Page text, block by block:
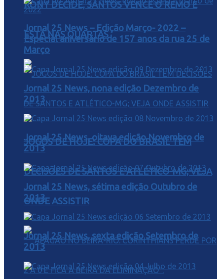
RONY DECIDE, SANTOS VENCE O REMO E
ESTÁ NAS QUARTAS
JOGOS DE HOJE: COPA DO BRASIL TEM
DECISÕES DE SANTOS E ATLÉTICO-MG; VEJA
ONDE ASSISTIR
Jornal 25 News – Edição Março- 2022 –
Especial aniversário de 157 anos da rua 25 de
Março
Jornal 25 News, nona edição Dezembro de
2013
Jornal 25 News, oitava edição Novembro de
2013
Jornal 25 News, sétima edição Outubro de
2013
Jornal 25 News, sexta edição Setembro de
2013